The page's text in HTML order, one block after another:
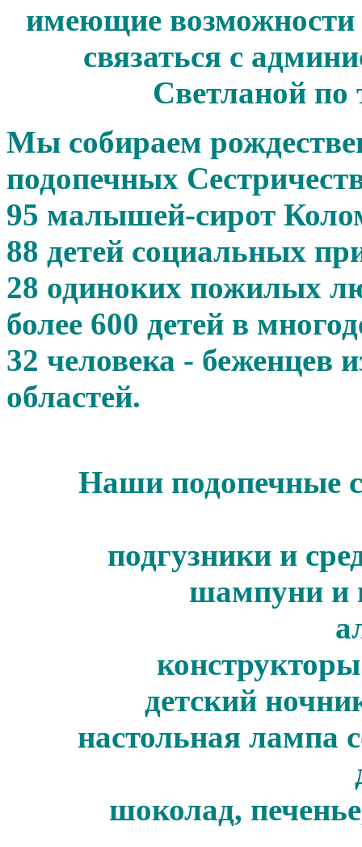
имеющие
связаться с
Светланой по
Мы собираем
подопечных
95 малышей-сирот
88 детей социальных
28 одиноких пожилых
более 600 детей в
32 человека - беженцев
областей.
Наши подопечные
подгузники и
шампуни и
детский
настольная лампа
шоколад,